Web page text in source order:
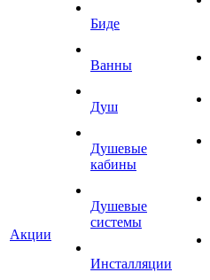
Акции
Биде
Ванны
Душ
Душевые
кабины
Душевые
системы
Инсталляции